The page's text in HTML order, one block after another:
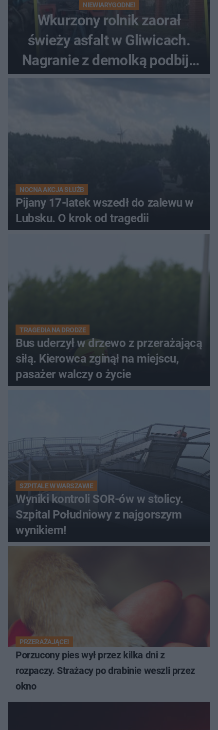
NIEWIARYGODNE!
Wkurzony rolnik zaorał
świeży asfalt w Gliwicach.
Nagranie z demolką podbija
sieć
NOCNA AKCJA SŁUŻB
Pijany 17-latek wszedł do zalewu w
Lubsku. O krok od tragedii
TRAGEDIA NA DRODZE
Bus uderzył w drzewo z przerażającą
siłą. Kierowca zginął na miejscu,
pasażer walczy o życie
SZPITALE W WARSZAWIE
Wyniki kontroli SOR-ów w stolicy.
Szpital Południowy z najgorszym
wynikiem!
PRZERAŻAJĄCE!
Porzucony pies wył przez kilka dni z
rozpaczy. Strażacy po drabinie weszli przez
okno